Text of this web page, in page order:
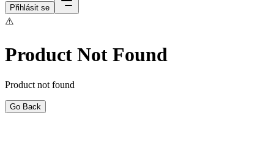
Přihlásit se
⚠️
Product Not Found
Product not found
Go Back